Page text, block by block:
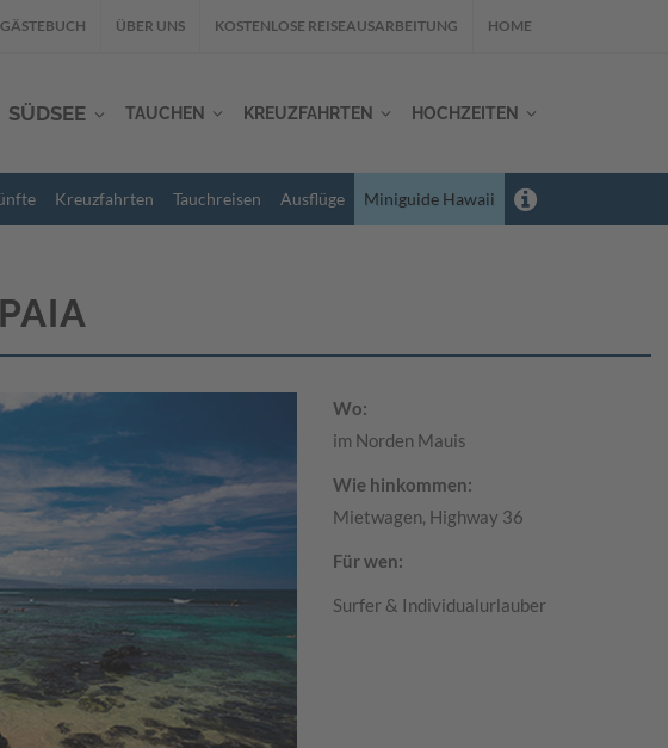
GÄSTEBUCH ÜBER UNS KOSTENLOSE REISEAUSARBEITUNG HOME
SÜDSEE TAUCHEN KREUZFAHRTEN HOCHZEITEN
Kreuzfahrten Tauchreisen Ausflüge Miniguide Hawaii
Wo:
im Norden Mauis
Wie hinkommen:
Mietwagen, Highway 36
Für wen:
Surfer & Individualurlauber